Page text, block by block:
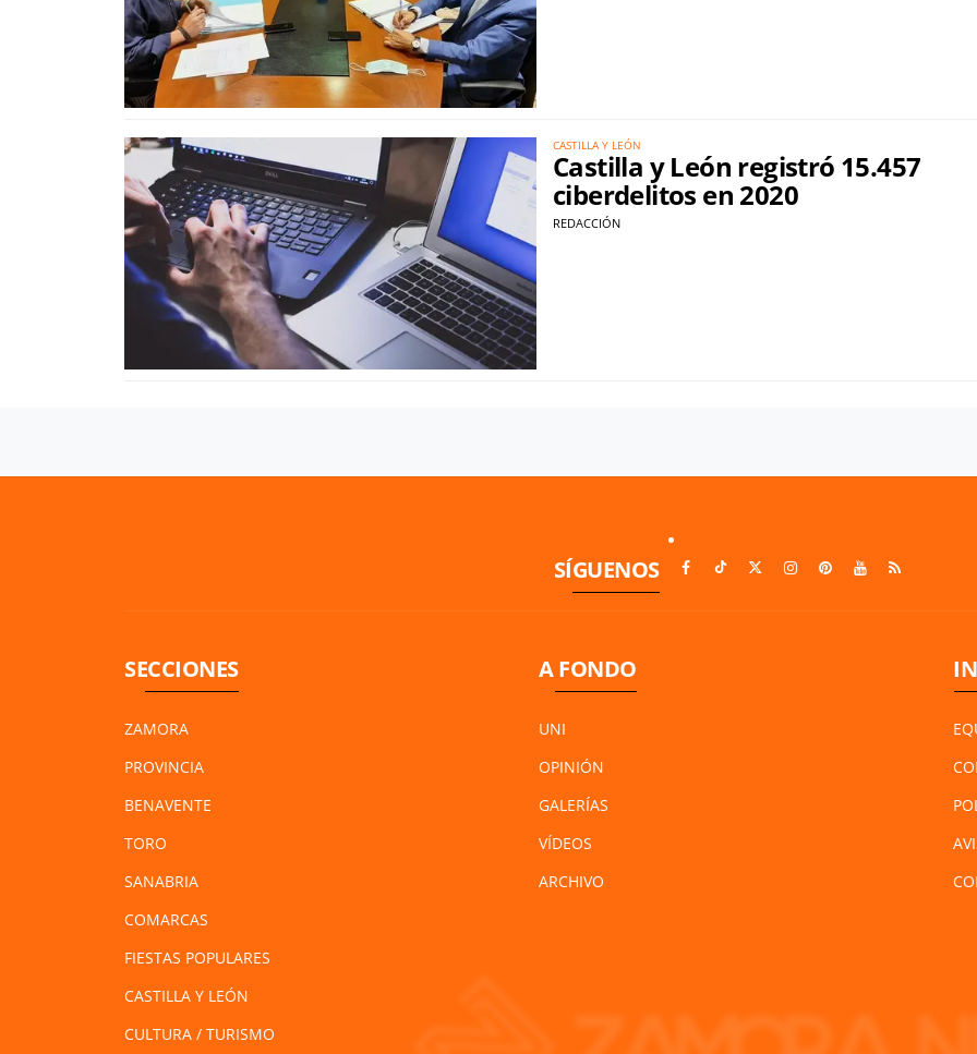
CASTILLA Y LEÓN
Castilla y León registró 15.457
ciberdelitos en 2020
REDACCIÓN
SÍGUENOS
SECCIONES
ZAMORA
PROVINCIA
BENAVENTE
TORO
SANABRIA
COMARCAS
FIESTAS POPULARES
CASTILLA Y LEÓN
CULTURA / TURISMO
A FONDO
UNI
OPINIÓN
GALERÍAS
VÍDEOS
ARCHIVO